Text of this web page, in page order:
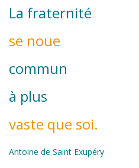
La fraternité
se noue
commun
à plus
vaste que soi.
Antoine de Saint Exupéry